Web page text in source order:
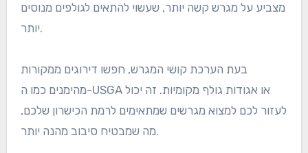
מצביע על מגרש קשה יותר, שעשוי להתאים לגולפים מנוסים
יותר.
בעת הערכת קושי המגרש, חפשו דירוגים ממקורות
מהימנים כמו ה-USGA או אגודות גולף מקומיות. זה יכול
לעזור לכם למצוא מגרשים שמתאימים לרמת הכישרון שלכם,
מה שמבטיח סיבוב מהנה יותר.